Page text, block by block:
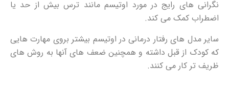
نگرانی های رایج در مورد اوتیسم مانند ترس بیش از حد یا
اضطراب کمک می کند.
سایر مدل های رفتار درمانی در اوتیسم بیشتر بروی مهارت هایی
که کودک از قبل داشته و همچنین ضعف های آنها به روش های
ظریف تر کار می کنند.